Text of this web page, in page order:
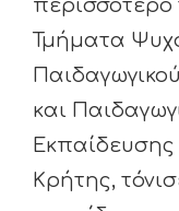
περισσότερο
Τμήματα
και
Κρήτης,